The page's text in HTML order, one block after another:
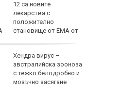
12 са новите
лекарства с
положително
становище от ЕМА от
Хендра вирус –
австралийска зооноза
с тежко белодробно и
мозъчно засягане